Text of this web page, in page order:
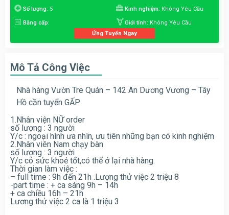
Số lượng: 5 Kinh nghiệm: Không Yêu Cầu
Bằng cấp: Giới tính: Không Yêu Cầu
Ứng Tuyển Ngay
Mô Tả Công Việc
Nhà hàng Vườn Tre Quán – 142 An Dương Vương – Tây
Hồ cần tuyển GẤP
1.Nhân viện NỮ order
số lượng : 3 người
Y/c : ngoại hình ưa nhìn, ưu tiên những bạn có kinh nghiệm
2.Nhân viên Nam chạy bàn
số lượng : 3 người
Y/c có sức khoẻ tốt,có thể ở lại nhà hàng.
Thời gian làm việc :
– full time : 9h đến 21h .Lượng thử việc 2 triệu 8
-part time : + ca sáng 9h – 14h
+ ca chiều 16h – 21h
Lương thử việc 2 ca là 1 triệu 3